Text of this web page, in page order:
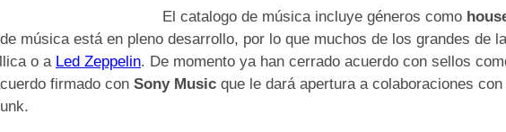
El catalogo de música incluye géneros como
música está en pleno desarrollo, por lo que muchos de los grandes de
o a Led Zeppelin. De momento ya han cerrado acuerdo con sellos
firmado con Sony Music que le dará apertura a colaboraciones